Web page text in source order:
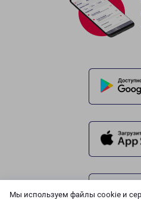
Мы используем файлы cookie и